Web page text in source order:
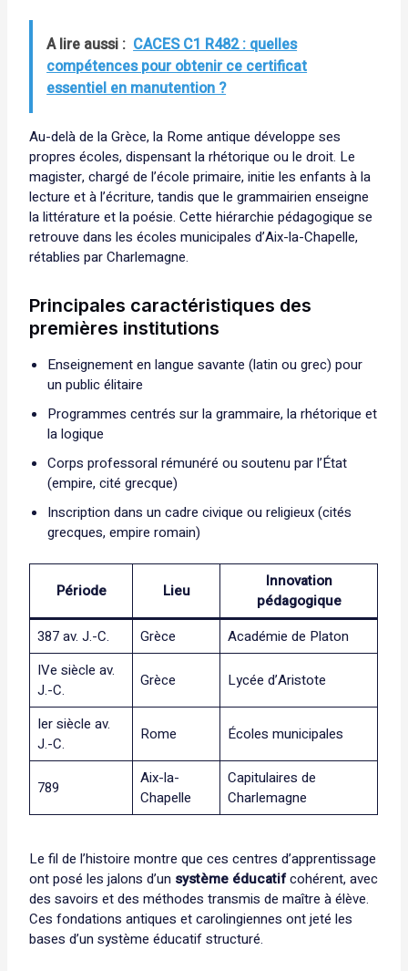
A lire aussi : CACES C1 R482 : quelles
compétences pour obtenir ce certificat
essentiel en manutention ?
Au-delà de la Grèce, la Rome antique développe ses
propres écoles, dispensant la rhétorique ou le droit. Le
magister, chargé de l’école primaire, initie les enfants à la
lecture et à l’écriture, tandis que le grammairien enseigne
la littérature et la poésie. Cette hiérarchie pédagogique se
retrouve dans les écoles municipales d’Aix-la-Chapelle,
rétablies par Charlemagne.
Principales caractéristiques des
premières institutions
Enseignement en langue savante (latin ou grec) pour
un public élitaire
Programmes centrés sur la grammaire, la rhétorique et
la logique
Corps professoral rémunéré ou soutenu par l’État
(empire, cité grecque)
Inscription dans un cadre civique ou religieux (cités
grecques, empire romain)
Période Lieu
Innovation
pédagogique
387 av. J.-C.
Grèce
Académie de Platon
IVe siècle av.
J.-C.
Grèce Lycée d’Aristote
Ier siècle av.
J.-C.
Rome Écoles municipales
789
Aix-la-
Chapelle
Capitulaires de
Charlemagne
Le fil de l’histoire montre que ces centres d’apprentissage
ont posé les jalons d’un système éducatifcohérent, avec
des savoirs et des méthodes transmis de maître à élève.
Ces fondations antiques et carolingiennes ont jeté les
bases d’un système éducatif structuré.